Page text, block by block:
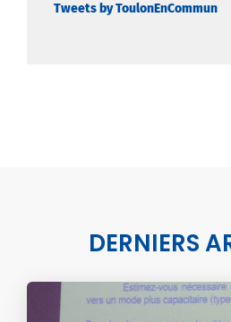
Tweets by ToulonEnCommun
DERNIERS